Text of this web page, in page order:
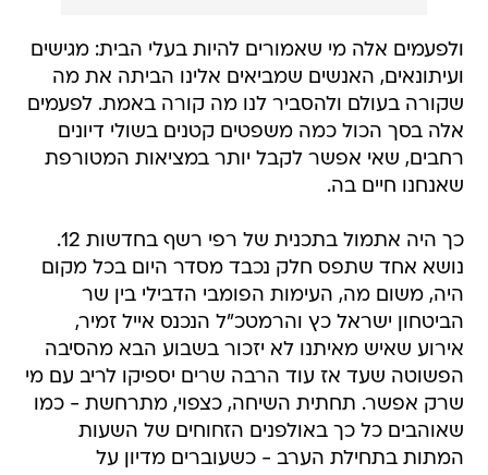
ולפעמים אלה מי שאמורים להיות בעלי הבית: מגישים
ועיתונאים, האנשים שמביאים אלינו הביתה את מה
שקורה בעולם ולהסביר לנו מה קורה באמת. לפעמים
אלה בסך הכול כמה משפטים קטנים בשולי דיונים
רחבים, שאי אפשר לקבל יותר במציאות המטורפת
שאנחנו חיים בה.
כך היה אתמול בתכנית של רפי רשף בחדשות 12.
נושא אחד שתפס חלק נכבד מסדר היום בכל מקום
היה, משום מה, העימות הפומבי הדבילי בין שר
הביטחון ישראל כץ והרמטכ"ל הנכנס אייל זמיר,
אירוע שאיש מאיתנו לא יזכור בשבוע הבא מהסיבה
הפשוטה שעד אז עוד הרבה שרים יספיקו לריב עם מי
שרק אפשר. תחתית השיחה, כצפוי, מתרחשת - כמו
שאוהבים כל כך באולפנים הזחוחים של השעות
המתות בתחילת הערב - כשעוברים מדיון על